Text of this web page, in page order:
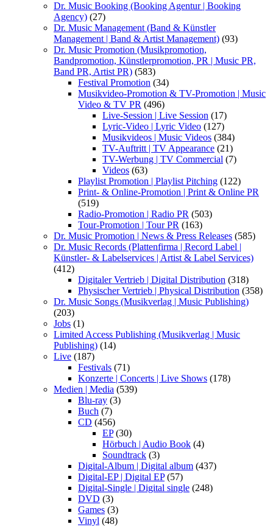
Dr. Music Booking (Booking Agentur | Booking
Agency) (27)
Dr. Music Management (Band & Künstler
Management | Band & Artist Management) (93)
Dr. Music Promotion (Musikpromotion,
Bandpromotion, Künstlerpromotion, PR | Music PR,
Band PR, Artist PR) (583)
Festival Promotion (34)
Musikvideo-Promotion & TV-Promotion | Music
Video & TV PR (496)
Live-Session | Live Session (17)
Lyric-Video | Lyric Video (127)
Musikvideos | Music Videos (384)
TV-Auftritt | TV Appearance (21)
TV-Werbung | TV Commercial (7)
Videos (63)
Playlist Promotion | Playlist Pitching (122)
Print- & Online-Promotion | Print & Online PR
(519)
Radio-Promotion | Radio PR (503)
Tour-Promotion | Tour PR (163)
Dr. Music Promotion | News & Press Releases (585)
Dr. Music Records (Plattenfirma | Record Label |
Künstler- & Labelservices | Artist & Label Services)
(412)
Digitaler Vertrieb | Digital Distribution (318)
Physischer Vertrieb | Physical Distribution (358)
Dr. Music Songs (Musikverlag | Music Publishing)
(203)
Jobs (1)
Limited Access Publishing (Musikverlag | Music
Publishing) (14)
Live (187)
Festivals (71)
Konzerte | Concerts | Live Shows (178)
Medien | Media (539)
Blu-ray (3)
Buch (7)
CD (456)
EP(30)
Hörbuch | Audio Book (4)
Soundtrack (3)
Digital-Album | Digital album (437)
Digital-EP | Digital EP(57)
Digital-Single | Digital single (248)
DVD (3)
Games (3)
Vinyl (48)